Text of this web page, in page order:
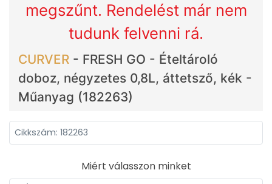
megszűnt. Rendelést már nem
tudunk felvenni rá.
CURVER - FRESH GO - Ételtároló
doboz, négyzetes 0,8L, áttetsző, kék -
Műanyag (182263)
Cikkszám: 182263
Miért válasszon minket